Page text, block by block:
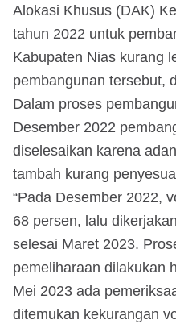
Alokasi Khusus (DAK)
tahun 2022 untuk
Kabupaten Nias kurang
pembangunan tersebut,
Dalam proses
Desember 2022
diselesaikan karena
tambah kurang
“Pada Desember 2022,
68 persen, lalu
selesai Maret 2023.
pemeliharaan dilakukan
Mei 2023 ada
ditemukan kekurangan